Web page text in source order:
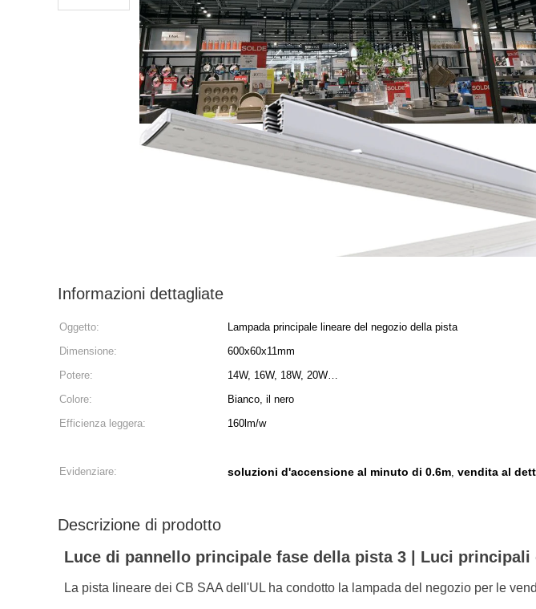
Informazioni dettagliate
Oggetto: Lampada principale lineare del negozio della pista
Dimensione:
600x60x11mm
Potere:
14W, 16W, 18W, 20W…
Colore:
Bianco, il nero
Efficienza leggera:
160lm/w
Evidenziare:
soluzioni d'accensione al minuto di 0.6m, vendita al
Descrizione di prodotto
Luce di pannello principale fase della pista 3 | Luci
La pista lineare dei CB SAA dell'UL ha condotto la lampada del negozio per le